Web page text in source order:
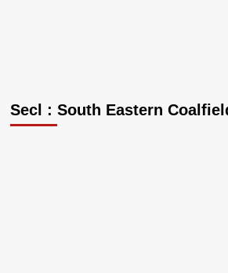
Secl : South Eastern